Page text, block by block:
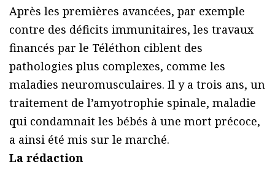
Après les premières avancées, par exemple
contre des déficits immunitaires, les travaux
financés par le Téléthon ciblent des
pathologies plus complexes, comme les
maladies neuromusculaires. Il y a trois ans, un
traitement de l’amyotrophie spinale, maladie
qui condamnait les bébés à une mort précoce,
a ainsi été mis sur le marché.
La rédaction